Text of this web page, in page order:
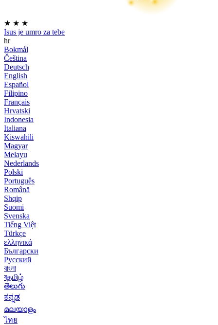
★ ★ ★
Isus je umro za tebe
hr
Bokmål
Čeština
Deutsch
English
Español
Filipino
Français
Hrvatski
Indonesia
Italiana
Kiswahili
Magyar
Melayu
Nederlands
Polski
Português
Română
Shqip
Suomi
Svenska
Tiếng Việt
Türkçe
ελληνικά
Български
Русский
বাংলা
বதமிழ்
తెలుగు
ಕನ್ನಡ
മലയാളം
ไทย